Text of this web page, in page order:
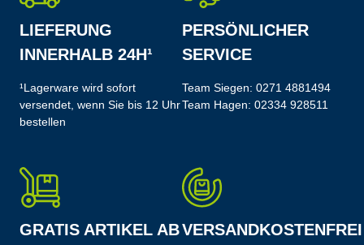
LIEFERUNG
INNERHALB 24H¹
¹Lagerware wird sofort
versendet, wenn Sie bis 12 Uhr
bestellen
PERSÖNLICHER
SERVICE
Team Siegen: 0271 4881494
Team Hagen: 02334 928511
GRATIS ARTIKEL ABVERSANDKOSTENFREI